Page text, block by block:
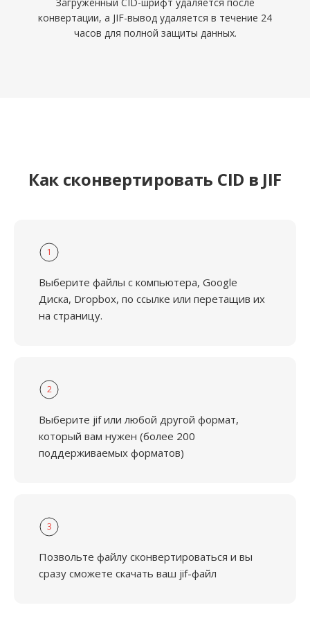
конвертации, а JIF-вывод удаляется в течение 24
часов для полной защиты данных.
Как сконвертировать CID в JIF
1
Выберите файлы с компьютера, Google
Диска, Dropbox, по ссылке или перетащив их
на страницу.
2
Выберите jif или любой другой формат,
который вам нужен (более 200
поддерживаемых форматов)
3
Позвольте файлу сконвертироваться и вы
сразу сможете скачать ваш jif-файл